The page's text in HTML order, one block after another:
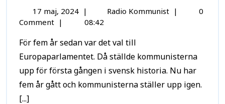
17 maj, 2024 | Radio Kommunist |
0
Comment | 08:42
För fem år sedan var det val till
Europaparlamentet. Då ställde kommunisterna
upp för första gången i svensk historia. Nu har
fem år gått och kommunisterna ställer upp igen.
[...]